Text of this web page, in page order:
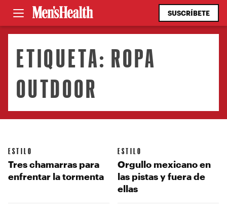
SUSCRÍBETE
ETIQUETA: ROPA
OUTDOOR
ESTILO
Tres chamarras para
enfrentar la tormenta
ESTILO
Orgullo mexicano en
las pistas y fuera de
ellas